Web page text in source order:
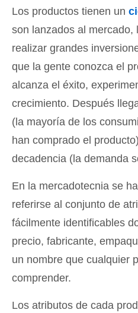
Los productos tienen un
son lanzados al mercado,
realizar grandes
que la gente conozca el
alcanza el éxito,
crecimiento. Después
(la mayoría de los
han comprado el
decadencia (la demanda
En la mercadotecnia se
referirse al conjunto de
fácilmente identificables
precio, fabricante,
un nombre que cualquier
comprender.
Los atributos de cada